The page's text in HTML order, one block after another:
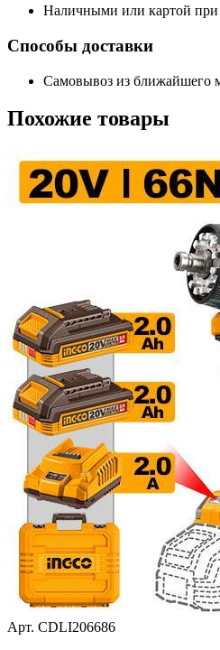
Наличными или картой при
Способы доставки
Самовывоз из ближайшего
Похожие товары
Арт. CDLI206686